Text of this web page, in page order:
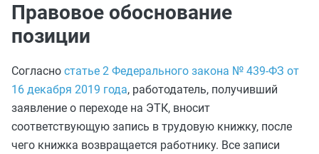
Правовое обоснование
позиции
Согласно статье 2 Федерального закона № 439-ФЗ от
16 декабря 2019 года, работодатель, получивший
заявление о переходе на ЭТК, вносит
соответствующую запись в трудовую книжку, после
чего книжка возвращается работнику. Все записи